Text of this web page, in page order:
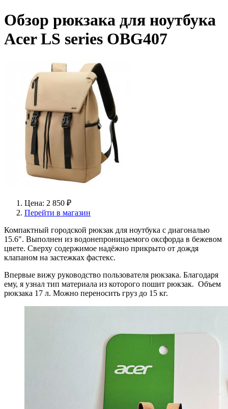
Обзор рюкзака для ноутбука
Acer LS series OBG407
Цена: 2 850 ₽
Перейти в магазин
Компактный городской рюкзак для ноутбука с диагональю
15.6". Выполнен из водонепроницаемого оксфорда в бежевом
цвете. Сверху содержимое надёжно прикрыто от дождя
клапаном на застежках фастекс.
Впервые вижу руководство пользователя рюкзака. Благодаря
ему, я узнал тип материала из которого пошит рюкзак. Объем
рюкзака 17 л. Можно переносить груз до 15 кг.